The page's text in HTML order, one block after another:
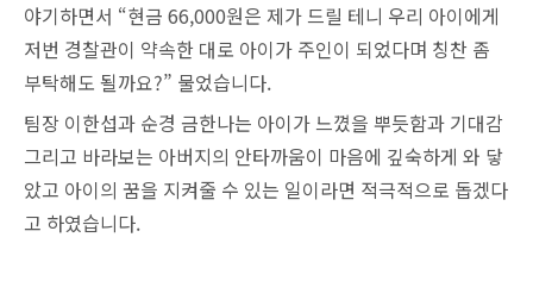
야기하면서 “현금 66,000원은 제가 드릴 테니 우리 아이에게
저번 경찰관이 약속한 대로 아이가 주인이 되었다며 칭찬 좀
부탁해도 될까요?” 물었습니다.
팀장 이한섭과 순경 금한나는 아이가 느꼈을 뿌듯함과 기대감
그리고 바라보는 아버지의 안타까움이 마음에 깊숙하게 와 닿
았고 아이의 꿈을 지켜줄 수 있는 일이라면 적극적으로 돕겠다
고 하였습니다.